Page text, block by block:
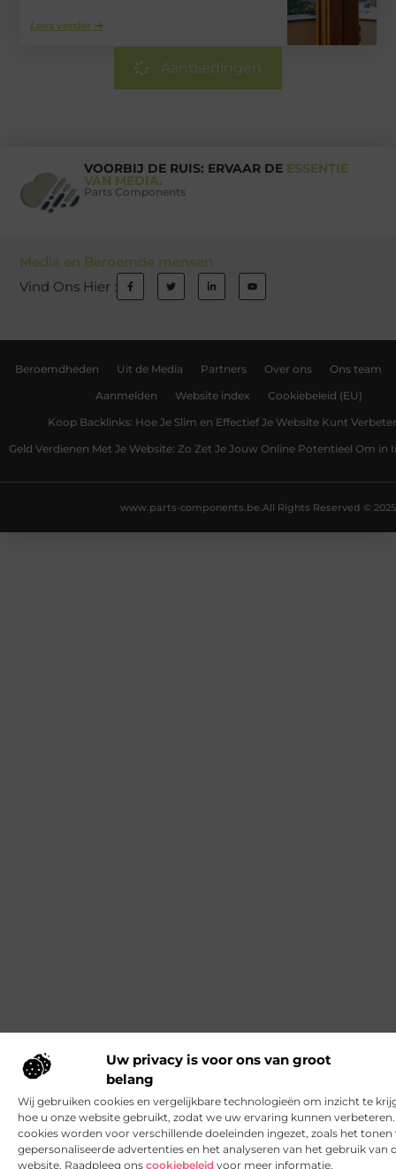
Uw privacy is voor ons van groot
belang
Wij gebruiken cookies en vergelijkbare technologieën om inzicht te
hoe u onze website gebruikt, zodat we uw ervaring kunnen verbeteren.
cookies worden voor verschillende doeleinden ingezet, zoals het tonen
gepersonaliseerde advertenties en het analyseren van het gebruik van
website. Raadpleeg ons cookiebeleid voor meer informatie.
Lees verder ➜
Aanbiedingen
VOORBIJ DE RUIS: ERVAAR DE ESSENTIE
VAN MEDIA.
Parts Components
Media en Beroemde mensen
Vind Ons Hier :
Beroemdheden Uit de Media Partners Over ons Ons team
Aanmelden Website index Cookiebeleid (EU)
Koop Backlinks: Hoe Je Slim en Effectief Je Website Kunt
Geld Verdienen Met Je Website: Zo Zet Je Jouw Online Potentieel Om in
All Rights Reserved © 2025
www.parts-components.be.